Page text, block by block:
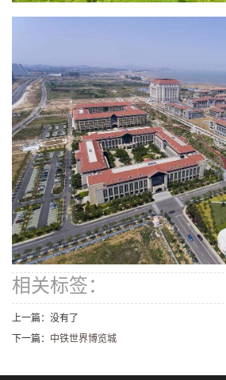
相关标签：
上一篇：没有了
下一篇： 中铁世界博览城